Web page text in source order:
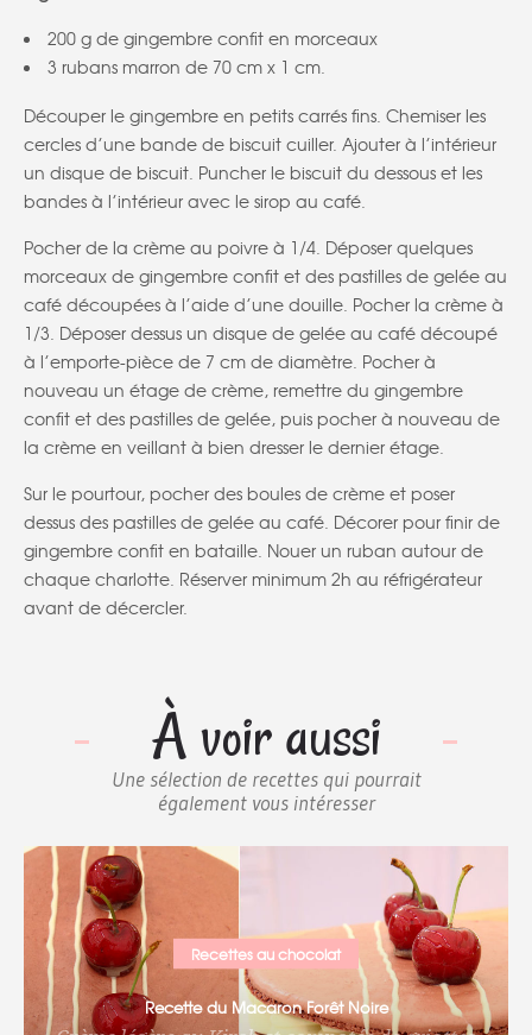
200 g de gingembre confit en morceaux
3 rubans marron de 70 cm x 1 cm.
Découper le gingembre en petits carrés fins. Chemiser les
cercles d’une bande de biscuit cuiller. Ajouter à l’intérieur
un disque de biscuit. Puncher le biscuit du dessous et les
bandes à l’intérieur avec le sirop au café.
Pocher de la crème au poivre à 1/4. Déposer quelques
morceaux de gingembre confit et des pastilles de gelée au
café découpées à l’aide d’une douille. Pocher la crème à
1/3. Déposer dessus un disque de gelée au café découpé
à l’emporte-pièce de 7 cm de diamètre. Pocher à
nouveau un étage de crème, remettre du gingembre
confit et des pastilles de gelée, puis pocher à nouveau de
la crème en veillant à bien dresser le dernier étage.
Sur le pourtour, pocher des boules de crème et poser
dessus des pastilles de gelée au café. Décorer pour finir de
gingembre confit en bataille. Nouer un ruban autour de
chaque charlotte. Réserver minimum 2h au réfrigérateur
avant de décercler.
À voir aussi
Une sélection de recettes qui pourrait
également vous intéresser
Recettes au chocolat
Recette du Macaron Forêt Noire